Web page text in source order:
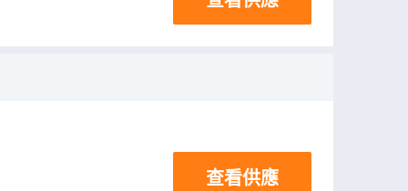
查看供應